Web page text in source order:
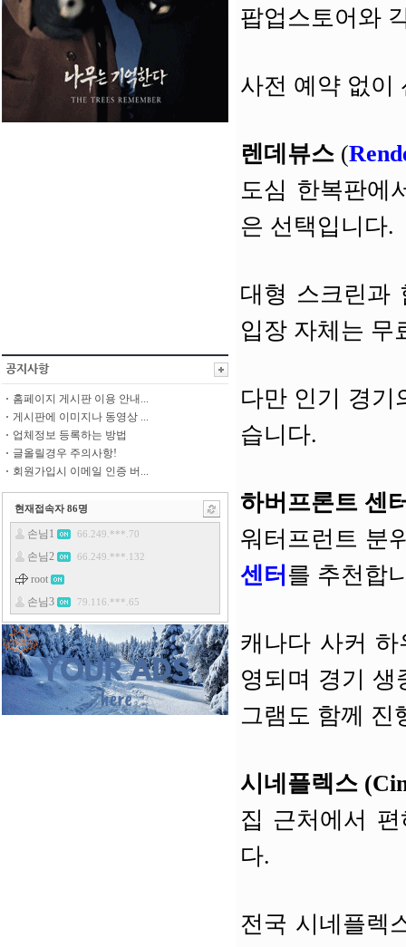
홈페이지 게시판 이용 안내...
게시판에 이미지나 동영상 ...
업체정보 등록하는 방법
글올릴경우 주의사항!
회원가입시 이메일 인증 버...
현재접속자 86명
팝업스토어와
사전 예약 없이
렌데뷰스 (
도심 한복판에
은 선택입니다.
대형 스크린과
입장 자체는 무
다만 인기 경기
습니다.
하버프론트 센
워터프런트 분
센터 를 추천합
캐나다 사커 하
영되며 경기 생
그램도 함께 진
시네플렉스
집 근처에서
다.
전국 시네플렉